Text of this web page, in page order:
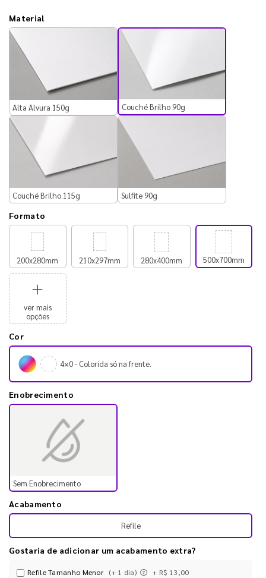
Material
Alta Alvura 150g Couché Brilho 90g
Couché Brilho 115g Sulfite 90g
Formato
200x280mm 210x297mm 280x400mm 500x700mm
ver mais
opções
Cor
4×0 - Colorida só na frente.
Enobrecimento
Sem Enobrecimento
Acabamento
Refile
Gostaria de adicionar um acabamento extra?
Refile Tamanho Menor (+ 1 dia) + R$ 13,00